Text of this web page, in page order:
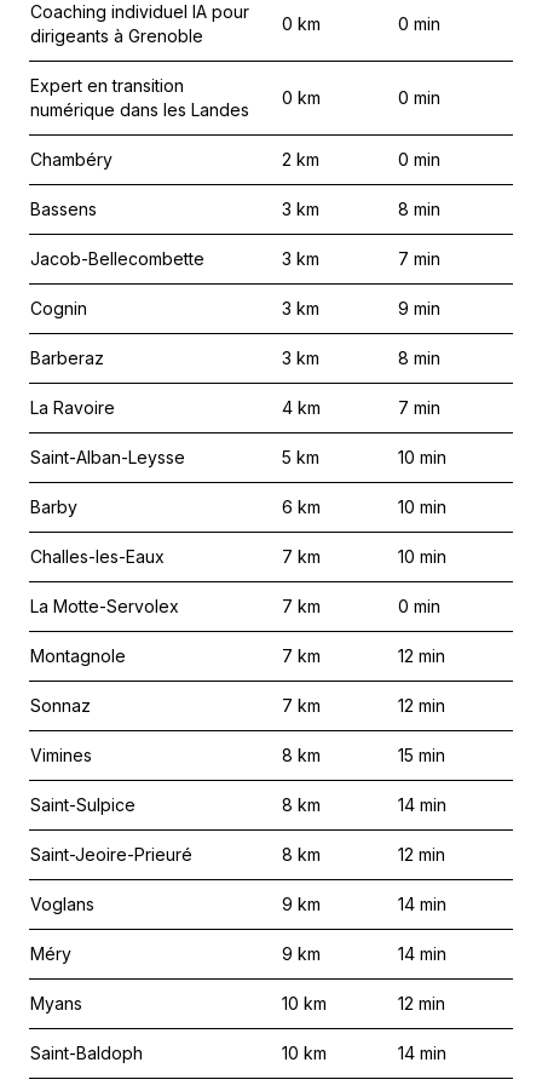
Coaching individuel IA pour
dirigeants à Grenoble
0 km 0 min
Expert en transition
numérique dans les Landes
0 km 0 min
Chambéry 2 km 0 min
Bassens 3 km 8 min
Jacob-Bellecombette 3 km 7 min
Cognin 3 km 9 min
Barberaz 3 km 8 min
La Ravoire 4 km 7 min
Saint-Alban-Leysse 5 km 10 min
Barby 6 km 10 min
Challes-les-Eaux 7 km 10 min
La Motte-Servolex 7 km 0 min
Montagnole 7 km 12 min
Sonnaz 7 km 12 min
Vimines 8 km 15 min
Saint-Sulpice 8 km 14 min
Saint-Jeoire-Prieuré 8 km 12 min
Voglans 9 km 14 min
Méry 9 km 14 min
Myans 10 km 12 min
Saint-Baldoph 10 km 14 min